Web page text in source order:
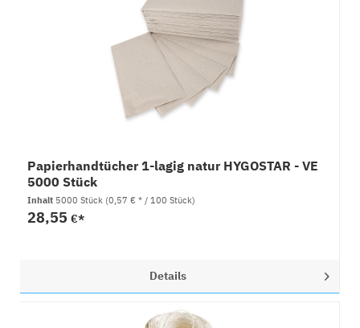
Papierhandtücher 1-lagig natur HYGOSTAR - VE
5000 Stück
Inhalt 5000 Stück (0,57 € * / 100 Stück)
28,55€*
Details